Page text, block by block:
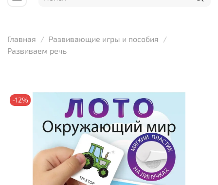
Главная
Развивающие игры и пособия
Развиваем речь
-12%